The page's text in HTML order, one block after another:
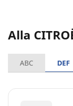
Alla
ABC DEF